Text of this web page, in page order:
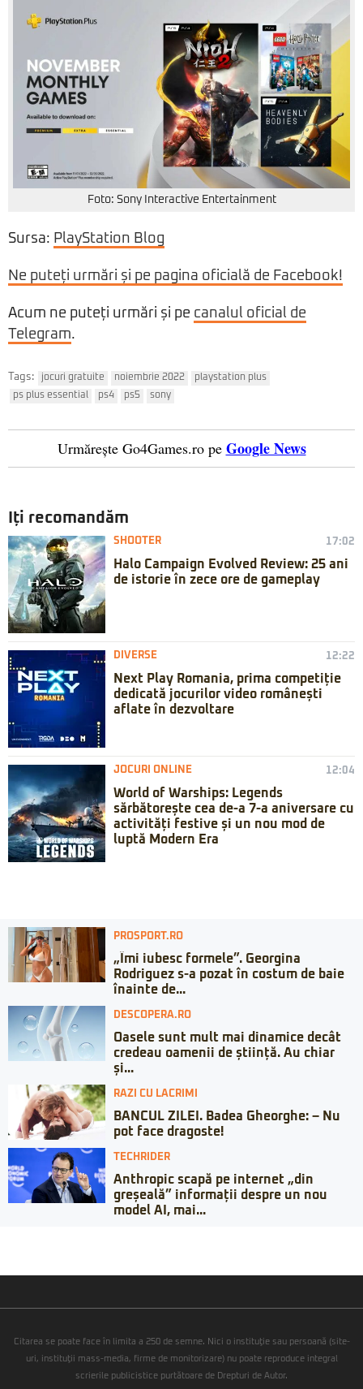
Foto: Sony Interactive Entertainment
Sursa: PlayStation Blog
Ne puteți urmări și pe pagina oficială de Facebook!
Acum ne puteți urmări și pe canalul oficial de
Telegram.
Tags: jocuri gratuite noiembrie 2022
playstation plus
ps plus essential
ps4 ps5 sony
Urmărește Go4Games.ro pe Google News
Iți recomandăm
SHOOTER 17:02
Halo Campaign Evolved Review: 25 ani
de istorie în zece ore de gameplay
DIVERSE 12:22
Next Play Romania, prima competiție
dedicată jocurilor video românești
aflate în dezvoltare
JOCURI ONLINE 12:04
World of Warships: Legends
sărbătorește cea de-a 7-a aniversare cu
activități festive și un nou mod de
luptă Modern Era
PROSPORT.RO
„Îmi iubesc formele”. Georgina
Rodriguez s-a pozat în costum de baie
înainte de...
DESCOPERA.RO
Oasele sunt mult mai dinamice decât
credeau oamenii de știință. Au chiar
și...
RAZI CU LACRIMI
BANCUL ZILEI. Badea Gheorghe: – Nu
pot face dragoste!
TECHRIDER
Anthropic scapă pe internet „din
greșeală” informații despre un nou
model AI, mai...
Citarea se poate face în limita a 250 de semne. Nici o instituţie sau persoană (site-
uri, instituţii mass-media, firme de monitorizare) nu poate reproduce integral
scrierile publicistice purtătoare de Drepturi de Autor.